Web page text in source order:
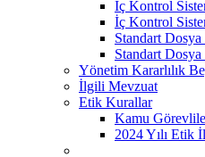
İç Kontrol
İç Kontrol
Standart
Standart
Yönetim Kararlılık
İlgili Mevzuat
Etik Kurallar
Kamu
2024 Yılı Etik